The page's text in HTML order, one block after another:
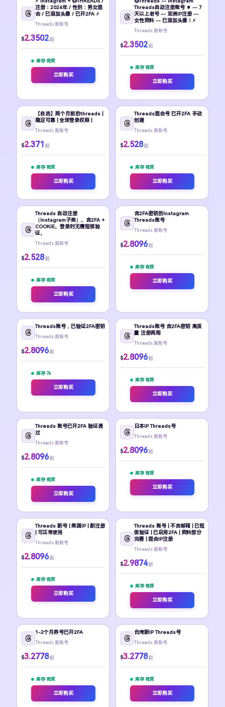
注册：2026年 / 性别：男女混
合 / 已添加头像 / 已开2FA ⚡
Threads 新账号
$2.3502 起
库存 有货
立即购买
Threads自动注册账号 ⚜️ -- 7
天以上老号 -- 亚洲IP注册 --
女性资料 -- 已添加头像！⚡
Threads 新账号
$2.3502 起
库存 有货
立即购买
【自选】两个月前的threads |
稳定可靠 | 全球登录权限 |
Threads 新账号
$2.371 起
库存 有货
立即购买
Threads混合号 已开2FA 手动
创建
Threads 新账号
$2.528 起
库存 有货
立即购买
Threads 自动注册
（Instagram子类）。含2FA +
COOKIE。登录时无需短信验
证。
Threads 新账号
$2.528 起
库存 有货
立即购买
含2FA密钥的Instagram
Threads账号
Threads 新账号
$2.8096 起
库存 有货
立即购买
Threads账号，已验证2FA密钥
Threads 新账号
$2.8096 起
库存 76
立即购买
Threads账号 含2FA密钥 高质
量 注册两周
Threads 新账号
$2.8096 起
库存 有货
立即购买
Threads 账号已开2FA 验证通
过
Threads 新账号
$2.8096 起
库存 有货
立即购买
日本IP Threads号
Threads 新账号
$2.8096 起
库存 有货
立即购买
Threads 新号 | 美国IP | 新注册
| 可正常使用
Threads 新账号
$2.8096 起
库存 有货
立即购买
Threads 账号 | 不含邮箱 | 已短
信验证 | 已启用2FA | 资料部分
完善 | 混合IP注册
Threads 新账号
$2.9874 起
库存 有货
立即购买
1-2个月养号已开2FA
Threads 新账号
$3.2778 起
库存 有货
立即购买
台湾新IP Threads号
Threads 新账号
$3.2778 起
库存 有货
立即购买